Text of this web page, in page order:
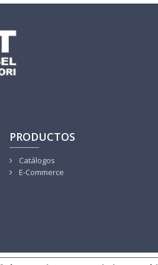
PRODUCTOS
Catálogos
E-Commerce